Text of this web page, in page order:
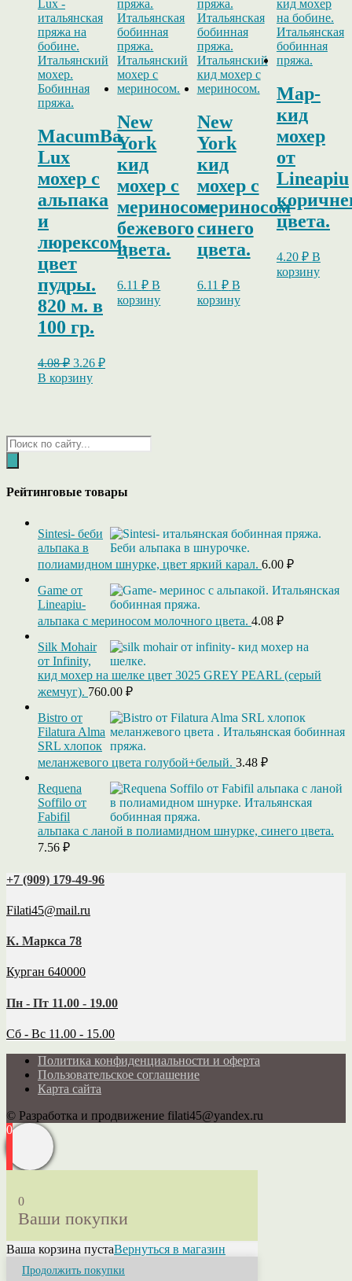
MacumBa
Lux
мохер с
альпака
и
люрексом,
цвет
пудры.
820 м. в
100 гр.
4.08₽ Первоначальная
цена
составляла
3.26 ₽Текущая
В корзину
New
York
кид
мохер с
мериносом
бежевого
цвета.
6.11₽ В
корзину
New
York
кид
мохер с
мериносом
синего
цвета.
6.11 ₽ В
корзину
Map-
кид
мохер
от
Lineapiu
цвета.
4.20 ₽ В
корзину
Поиск
товаров
Рейтинговые товары
Sintesi- беби
альпака в
полиамидном шнурке, цвет яркий карал. 6.00 ₽
Game от
Lineapiu-
альпака c мериносом молочного цвета. 4.08 ₽
Silk Mohair
от Infinity,
кид мохер на шелке цвет 3025 GREY PEARL (серый
жемчуг). 760.00 ₽
Bistro от
Filatura Alma
SRL хлопок
меланжевого цвета голубой+белый. 3.48 ₽
Requena
Soffilo от
Fabifil
альпака с ланой в полиамидном шнурке, синего цвета.
7.56 ₽
+7 (909) 179‑49-96
Filati45@mail.ru
К. Маркса 78
Курган 640000
Пн - Пт 11.00 - 19.00
Сб - Вс 11.00 - 15.00
Политика конфиденциальности и оферта
Пользовательское соглашение
Карта сайта
© Разработка и продвижение filati45@yandex.ru
0
0
Ваши покупки
Ваша корзина пустаВернуться в магазин
Продолжить покупки